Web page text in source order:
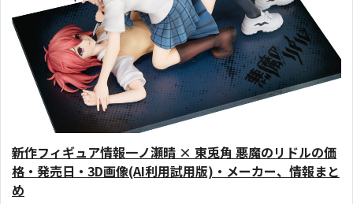
新作フィギュア情報一ノ瀬晴 × 東兎角 悪魔のリドルの価
格・発売日・3D画像(AI利用試用版)・メーカー、情報まと
め